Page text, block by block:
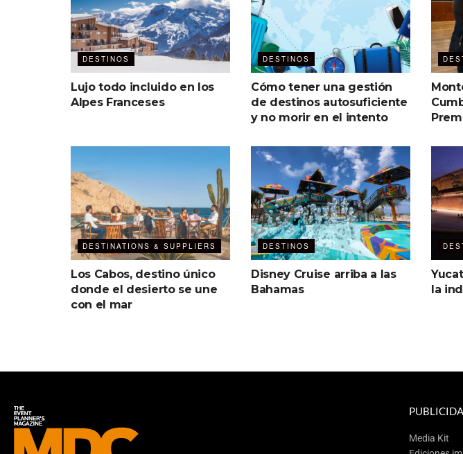
DESTINOS
Lujo todo incluido en los
Alpes Franceses
DESTINOS
Cómo tener una gestión
de destinos autosuficiente
y no morir en el intento
DESTINATIONS & SUPPLIERS
Los Cabos, destino único
donde el desierto se une
con el mar
DESTINOS
Disney Cruise arriba a las
Bahamas
la
Media Kit